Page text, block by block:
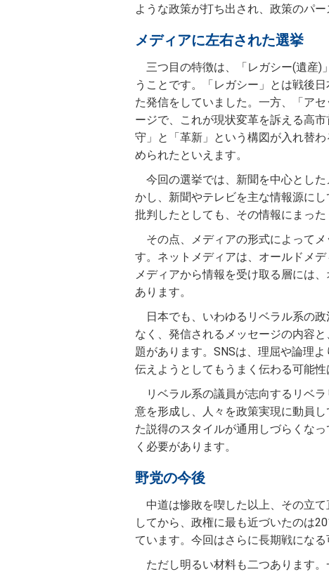
ような政策が打ち出され、政策のパ
メディアに左右された選挙
三つ目の特徴は、「レガシー(遺産)
うことです。「レガシー」とは戦後
た発信をしていました。一方、「ア
ージで、これが現状変革を訴える高
守」と「革新」という構図が入れ替
められたといえます。
今回の選挙では、新聞を中心とし
かし、新聞やテレビを主な情報源に
批判したとしても、その情報にまっ
その点、メディアの形式によって
す。ネットメディアは、オールドメ
メディアから情報を受け取る層には
あります。
日本でも、いわゆるリベラル系の
なく、発信されるメッセージの内容
題があります。SNSは、理屈や論理
伝えようとしてもうまく伝わる可能性
リベラル系の議員が志向するリベ
意を形成し、人々を政策実現に動員
た説得のスタイルが通用しづらくな
く必要があります。
野党の今後
中道は惨敗を喫した以上、その立
してから、政権に最も近づいたのは
ています。今回はさらに長期戦になる
ただし明るい材料も二つあります